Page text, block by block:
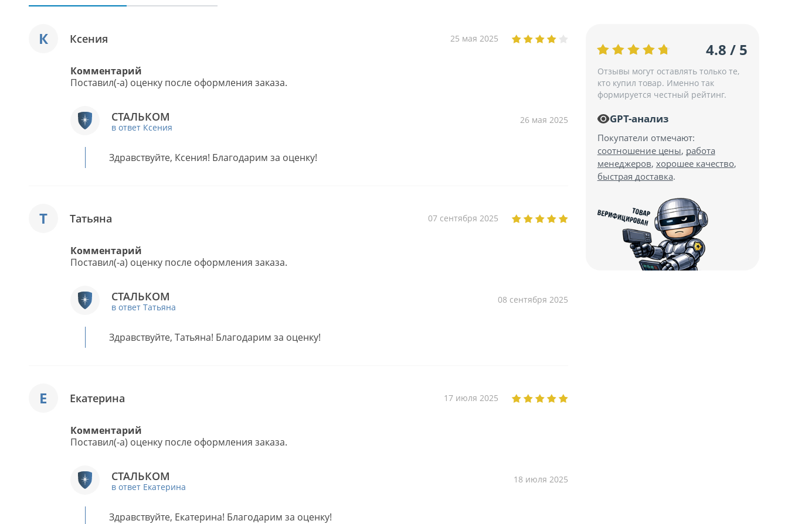
К Ксения 25 мая 2025
Комментарий
Поставил(-а) оценку после оформления заказа.
26 мая 2025
СТАЛЬКОМ
в ответ Ксения
Здравствуйте, Ксения! Благодарим за оценку!
Т Татьяна 07 сентября 2025
Комментарий
Поставил(-а) оценку после оформления заказа.
08 сентября 2025
СТАЛЬКОМ
в ответ Татьяна
Здравствуйте, Татьяна! Благодарим за оценку!
Е Екатерина 17 июля 2025
Комментарий
Поставил(-а) оценку после оформления заказа.
18 июля 2025
СТАЛЬКОМ
в ответ Екатерина
Здравствуйте, Екатерина! Благодарим за оценку!
4.8 / 5
Отзывы могут оставлять только те,
кто купил товар. Именно так
формируется честный рейтинг.
GPT-анализ
Покупатели отмечают:
соотношение цены, работа
менеджеров, хорошее качество,
быстрая доставка.